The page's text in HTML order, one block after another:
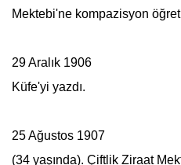
Mektebi'ne kompazisyon
29 Aralık 1906
Küfe'yi yazdı.
25 Ağustos 1907
(34 yaşında). Çiftlik Ziraat